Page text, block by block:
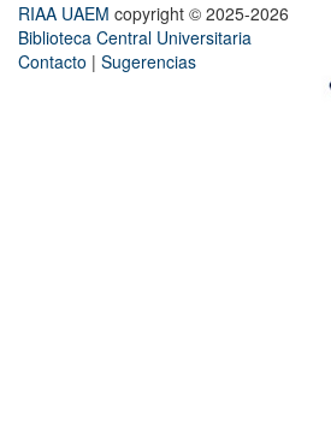
RIAA UAEM copyright © 2025-2026
Biblioteca Central Universitaria
Contacto | Sugerencias